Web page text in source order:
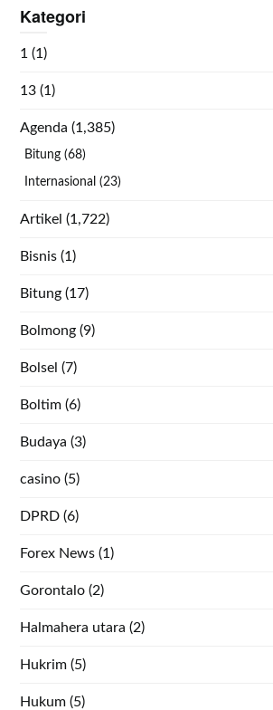
Kategori
1 (1)
13 (1)
Agenda (1,385)
Bitung (68)
Internasional (23)
Artikel (1,722)
Bisnis (1)
Bitung (17)
Bolmong (9)
Bolsel (7)
Boltim (6)
Budaya (3)
casino (5)
DPRD (6)
Forex News (1)
Gorontalo (2)
Halmahera utara (2)
Hukrim (5)
Hukum (5)